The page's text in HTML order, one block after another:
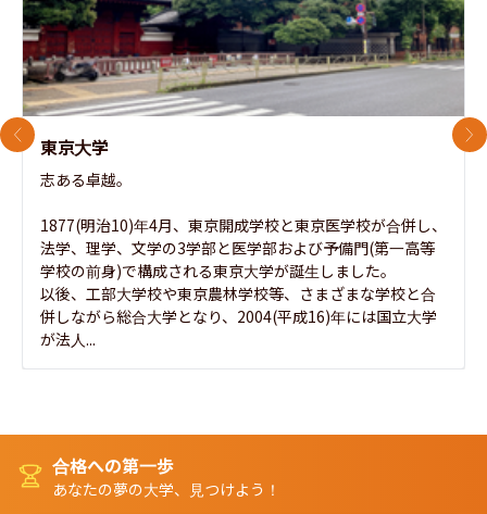
東京大学
志ある卓越。
1877(明治10)年4月、東京開成学校と東京医学校が合併し、
法学、理学、文学の3学部と医学部および予備門(第一高等
学校の前身)で構成される東京大学が誕生しました。
以後、工部大学校や東京農林学校等、さまざまな学校と合
併しながら総合大学となり、2004(平成16)年には国立大学
が法人...
前のスライド 次
合格への第一歩
あなたの夢の大学、見つけよう！